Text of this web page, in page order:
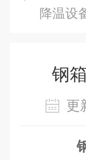
降温设
钢
更